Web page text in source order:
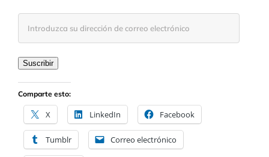
de
correo
electrónico
Suscribir
Comparte esto:
X LinkedIn Facebook
Tumblr Correo electrónico